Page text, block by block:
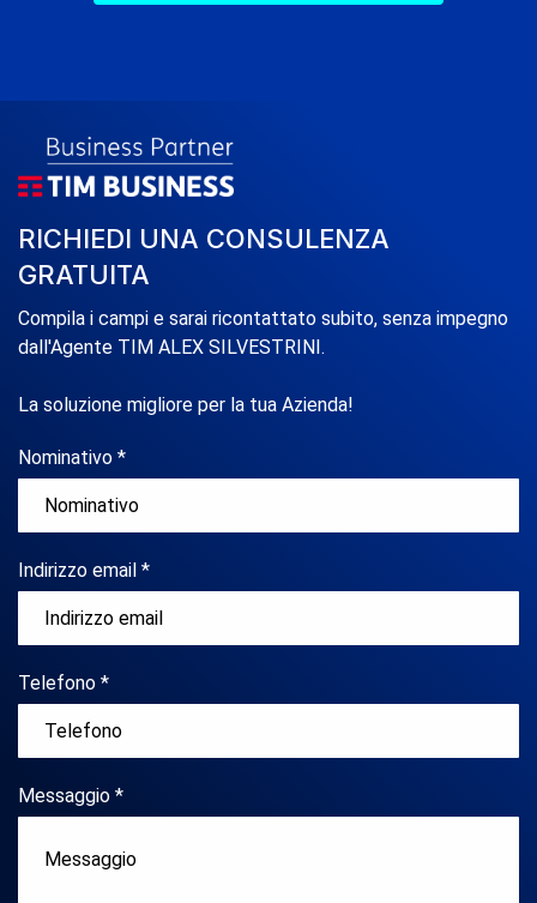
RICHIEDI UNA CONSULENZA
GRATUITA
Compila i campi e sarai ricontattato subito, senza impegno
dall'Agente TIM ALEX SILVESTRINI.
La soluzione migliore per la tua Azienda!
Nominativo *
Indirizzo email *
Telefono *
Messaggio *